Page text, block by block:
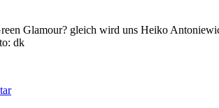
Glamour? gleich wird uns Heiko
dk